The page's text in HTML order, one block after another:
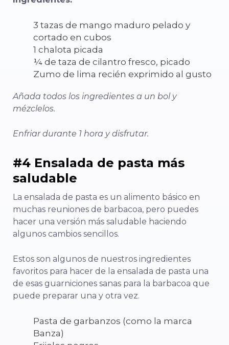
3 tazas de mango maduro pelado y
cortado en cubos
1 chalota picada
¼ de taza de cilantro fresco, picado
Zumo de lima recién exprimido al gusto
Añada todos los ingredientes a un bol y
mézclelos.
Enfriar durante 1 hora y disfrutar.
#4 Ensalada de pasta más
saludable
La ensalada de pasta es un alimento básico en
muchas reuniones de barbacoa, pero puedes
hacer una versión más saludable haciendo
algunos cambios sencillos.
Estos son algunos de nuestros ingredientes
favoritos para hacer de la ensalada de pasta una
de esas guarniciones sanas para la barbacoa que
puede preparar una y otra vez.
Pasta de garbanzos (como la marca
Banza)